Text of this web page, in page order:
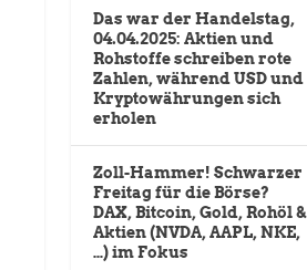
Das war der Handelstag,
04.04.2025: Aktien und
Rohstoffe schreiben rote
Zahlen, während USD und
Kryptowährungen sich
erholen
Zoll-Hammer! Schwarzer
Freitag für die Börse?
DAX, Bitcoin, Gold, Rohöl &
Aktien (NVDA, AAPL, NKE,
…) im Fokus